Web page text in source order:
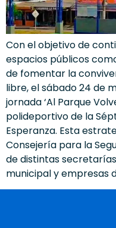
Con el objetivo de
espacios públicos
de fomentar la
libre, el sábado 24 de
jornada ‘Al Parque
polideportivo de la
Esperanza. Esta
Consejería para la
de distintas
municipal y empresas